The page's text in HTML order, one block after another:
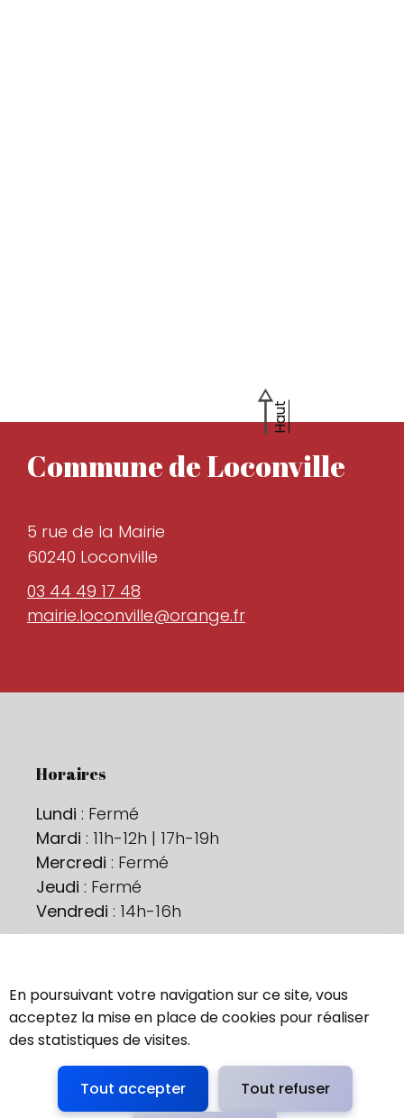
Commune de Loconville
5 rue de la Mairie
60240 Loconville
03 44 49 17 48
mairie.loconville@orange.fr
Haut
Horaires
Lundi : Fermé
Mardi : 11h-12h | 17h-19h
Mercredi : Fermé
Jeudi : Fermé
Vendredi : 14h-16h
Contactez-nous
En poursuivant votre navigation sur ce site, vous
acceptez la mise en place de cookies pour réaliser
des statistiques de visites.
Tout accepter Tout refuser